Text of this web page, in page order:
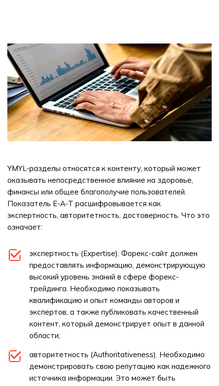
YMYL-разделы относятся к контенту, который может
оказывать непосредственное влияние на здоровье,
финансы или общее благополучие пользователей.
Показатель E-A-T расшифровывается как
экспертность, авторитетность, достоверность. Что это
означает:
экспертность (Expertise). Форекс-сайт должен
предоставлять информацию, демонстрирующую
высокий уровень знаний в сфере форекс-
трейдинга. Необходимо показывать
квалификацию и опыт команды авторов и
экспертов, а также публиковать качественный
контент, который демонстрирует опыт в данной
области;
авторитетность (Authoritativeness). Необходимо
демонстрировать свою репутацию как надежного
источника информации. Это может быть